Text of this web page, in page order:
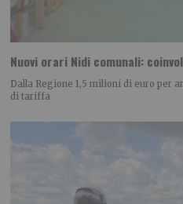
Nuovi orari Nidi comunali:
Dalla Regione 1,5 milioni di euro per
di tariffa